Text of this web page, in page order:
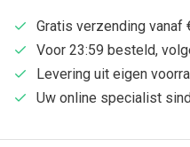
Gratis verzending vanaf
Voor 23:59 besteld,
Levering uit eigen
Uw online specialist